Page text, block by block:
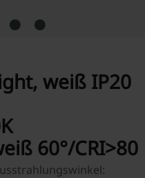
weiß IP20
60°/CRI>80